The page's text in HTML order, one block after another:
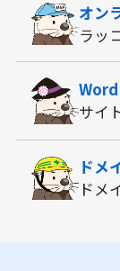
オン
ラッ
サイ
ドメ
ドメ